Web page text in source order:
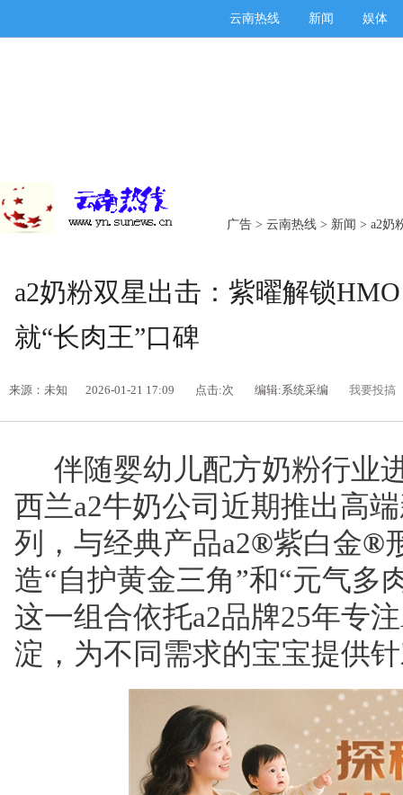
云南热线 新闻 娱体
广告 > 云南热线 > 新闻 > a2奶
a2奶粉双星出击：紫曜解锁
就“长肉王”口碑
来源：未知 2026-01-21 17:09 点击:次 编辑:系统采编 我要投搞
伴随婴幼儿配方奶粉行业
西兰a2牛奶公司近期推出高
列，与经典产品a2®紫白金®
造“自护黄金三角”和“元气多
这一组合依托a2品牌25年专
淀，为不同需求的宝宝提供